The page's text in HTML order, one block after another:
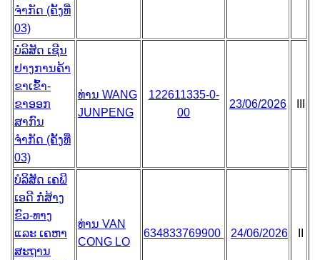
ຈຳກັດ (ຄັ້ງທີ່
03)
ບໍລິສັດ ເຊີນ
ຢາງການຄ້າ
ຂາເຂົ້າ-
ຂາອອກ
ສາກົນ
ຈຳກັດ (ຄັ້ງທີ່
03)
ທ່ານ WANG
JUNPENG
122611335-0-
00
23/06/2026
ບໍລິສັດ ເຄພີ
ເອດີ ກໍ່ສ້າງ
ຂົວ-ທາງ
ແລະ ເຄຫາ
ສະຖານ
ທ່ານ VAN
CONG LO
634833769900 24/06/2026